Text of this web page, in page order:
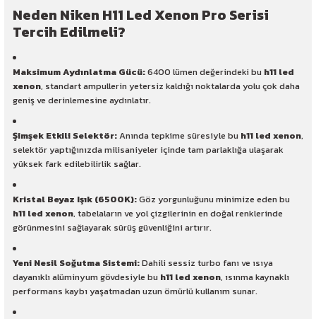
Neden Niken H11 Led Xenon Pro Serisi
Tercih Edilmeli?
Maksimum Aydınlatma Gücü:6400 lümen değerindeki bu h11 led
xenon, standart ampullerin yetersiz kaldığı noktalarda yolu çok daha
geniş ve derinlemesine aydınlatır.
Şimşek Etkili Selektör:Anında tepkime süresiyle bu h11 led xenon,
selektör yaptığınızda milisaniyeler içinde tam parlaklığa ulaşarak
yüksek fark edilebilirlik sağlar.
Kristal Beyaz Işık (6500K):Göz yorgunluğunu minimize eden bu
h11 led xenon, tabelaların ve yol çizgilerinin en doğal renklerinde
görünmesini sağlayarak sürüş güvenliğini artırır.
Yeni Nesil Soğutma Sistemi:Dahili sessiz turbo fanı ve ısıya
dayanıklı alüminyum gövdesiyle bu h11 led xenon, ısınma kaynaklı
performans kaybı yaşatmadan uzun ömürlü kullanım sunar.